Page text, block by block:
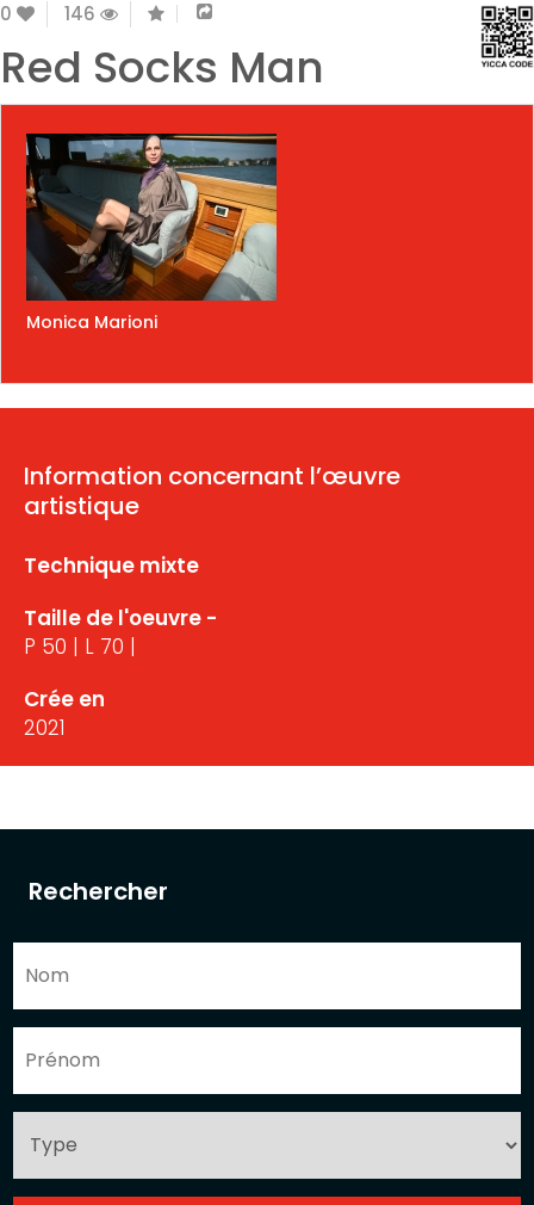
Rechercher
0 146
Red Socks Man
Monica Marioni
Information concernant l’œuvre
artistique
Technique mixte
Taille de l'oeuvre -
P 50 | L 70 |
Crée en
2021